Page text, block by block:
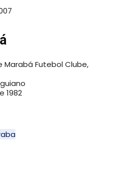
Marabá Futebol Clube,
1982